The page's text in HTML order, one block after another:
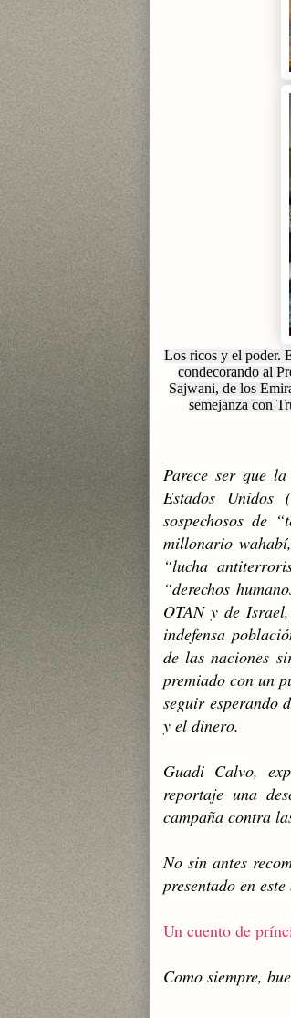
Los ricos y el poder.
condecorando al
Sajwani, de los
semejanza con
Parece ser que
Estados Unidos
sospechosos de
millonario
“lucha
“derechos
OTAN y de
indefensa
de las naciones
premiado con un
seguir esperando
y el dinero.
Guadi Calvo,
reportaje una
campaña contra
No sin antes
presentado en
Un cuento de
Como siempre,